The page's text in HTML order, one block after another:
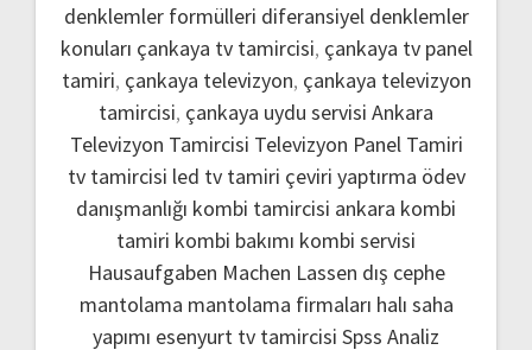
denklemler formülleri diferansiyel denklemler
konuları çankaya tv tamircisi, çankaya tv panel
tamiri, çankaya televizyon, çankaya televizyon
tamircisi, çankaya uydu servisi Ankara
Televizyon Tamircisi Televizyon Panel Tamiri
tv tamircisi led tv tamiri çeviri yaptırma ödev
danışmanlığı kombi tamircisi ankara kombi
tamiri kombi bakımı kombi servisi
Hausaufgaben Machen Lassen dış cephe
mantolama mantolama firmaları halı saha
yapımı esenyurt tv tamircisi Spss Analiz